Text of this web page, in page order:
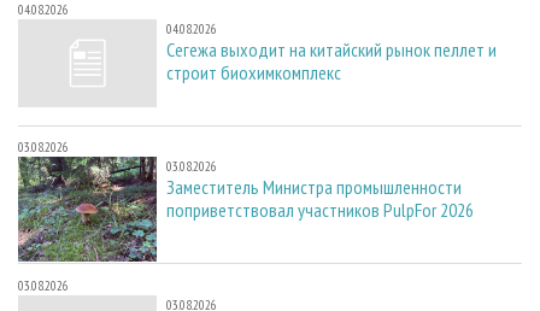
04.08.2026
04.08.2026
Сегежа выходит на китайский рынок пеллет и
строит биохимкомплекс
03.08.2026
03.08.2026
Заместитель Министра промышленности
поприветствовал участников PulpFor 2026
03.08.2026
03.08.2026